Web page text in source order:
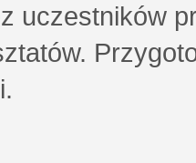
uczestników